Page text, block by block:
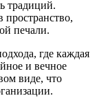
традиций.
печали.
где каждая
и вечное
виде, что